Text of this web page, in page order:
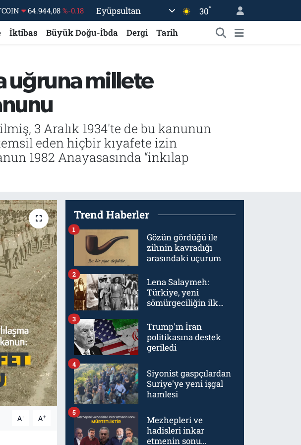
64.944,08 %-0.18
DOLAR
ALTIN
6660.55 %0.03
BİST100
13.779
Eyüpsultan 30°
İktibas Büyük Doğu-İbda Dergi Tarih
uğruna millete
3 Aralık 1934'te de bu kanunun
eden hiçbir kıyafete izin
1982 Anayasasında “inkılap
A- A+
Trend Haberler
Gözün gördüğü ile
zihnin kavradığı
arasındaki uçurum
1
Lena Salaymeh:
Türkiye, yeni
sömürgeciliğin ilk
2
Trump'ın İran
politikasına destek
geriledi
3
Siyonist gaspçılardan
Suriye'ye yeni işgal
hamlesi
4
Mezhepleri ve
hadisleri inkar
etmenin sonu
5